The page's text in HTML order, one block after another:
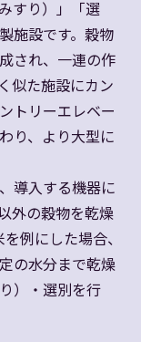
すり）」「選
施設です。穀物
され、一連の作
似た施設にカン
トリーエレベー
り、より大型に
導入する機器に
外の穀物を乾燥
例にした場合、
の水分まで乾燥
）・選別を行